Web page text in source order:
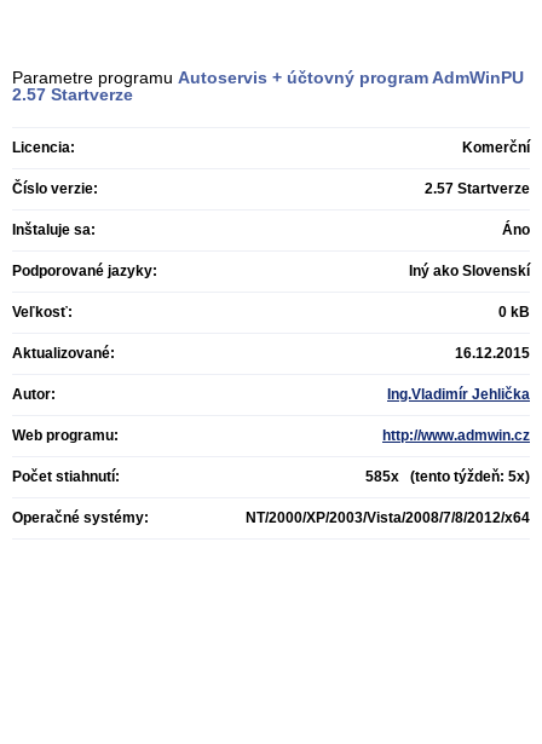
Parametre programu Autoservis + účtovný program AdmWinPU
2.57 Startverze
Licencia: Komerční
Číslo verzie: 2.57 Startverze
Inštaluje sa: Áno
Podporované jazyky: Iný ako Slovenskí
Veľkosť: 0 kB
Aktualizované: 16.12.2015
Autor: Ing.Vladimír Jehlička
Web programu: http://www.admwin.cz
Počet stiahnutí: 585x (tento týždeň: 5x)
Operačné systémy: NT/2000/XP/2003/Vista/2008/7/8/2012/x64